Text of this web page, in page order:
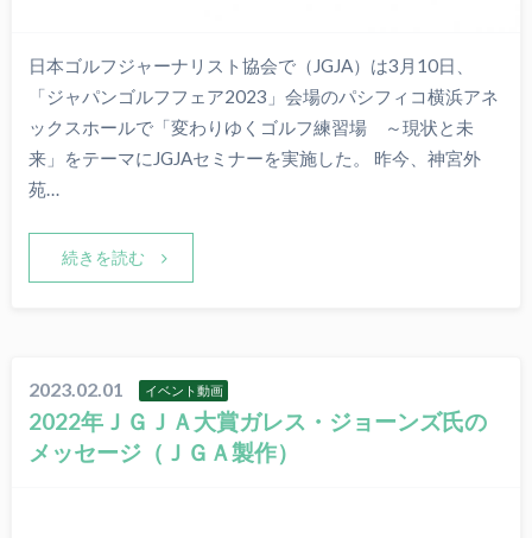
日本ゴルフジャーナリスト協会で（JGJA）は3月10日、
「ジャパンゴルフフェア2023」会場のパシフィコ横浜アネ
ックスホールで「変わりゆくゴルフ練習場 ～現状と未
来」をテーマにJGJAセミナーを実施した。 昨今、神宮外
苑…
続きを読む
2023.02.01 イベント動画
2022年ＪＧＪＡ大賞ガレス・ジョーンズ氏の
メッセージ（ＪＧＡ製作）